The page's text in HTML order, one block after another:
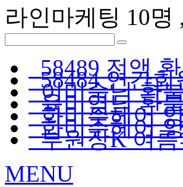
라인마케팅 10명
58489 전액
58484 연간
이미숙님 환
육미영님 환
화미주헤어
화미주헤어
부원장K 여
MENU